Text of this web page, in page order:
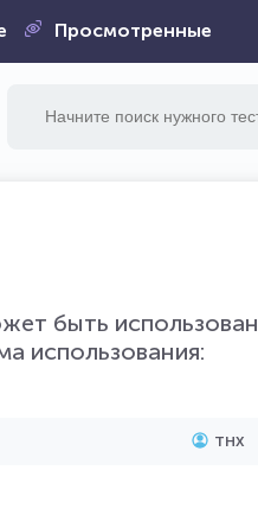
Просмотренные
быть использован
использования:
ТНХ